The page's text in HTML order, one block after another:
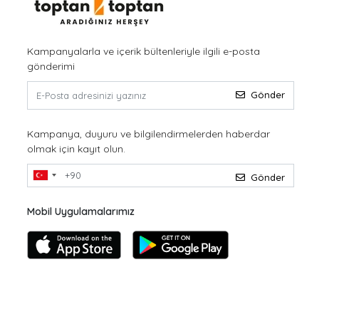
Kampanyalarla ve içerik bültenleriyle ilgili e-posta
gönderimi
Gönder
Kampanya, duyuru ve bilgilendirmelerden haberdar
olmak için kayıt olun.
Gönder
Mobil Uygulamalarımız